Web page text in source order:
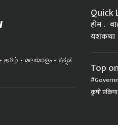
தமிழ் മലയാളം
ಕನ್ನಡ
Quick
होम
यशकथा
Top
कृषी प्रक्रिया